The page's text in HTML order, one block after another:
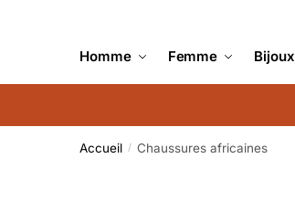
Homme Femme Bijoux
Accueil / Chaussures africaines